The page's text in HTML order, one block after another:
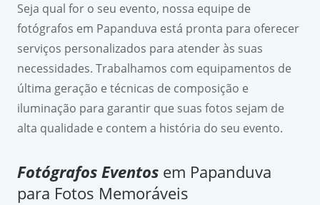
Seja qual for o seu evento, nossa equipe de
fotógrafos em Papanduva está pronta para oferecer
serviços personalizados para atender às suas
necessidades. Trabalhamos com equipamentos de
última geração e técnicas de composição e
iluminação para garantir que suas fotos sejam de
alta qualidade e contem a história do seu evento.
Fotógrafos Eventos em Papanduva
para Fotos Memoráveis